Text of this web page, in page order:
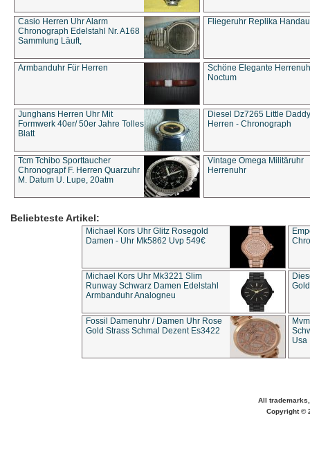
Casio Herren Uhr Alarm
Chronograph Edelstahl Nr. A168
Sammlung Läuft,
Fliegeruhr Replika
Armbanduhr Für Herren
Schöne Elegante
Noctum
Junghans Herren Uhr Mit
Formwerk 40er/ 50er Jahre Tolles
Blatt
Diesel Dz7265 Little Daddy
Herren - Chronograph
Tcm Tchibo Sporttaucher
Chronograpf F. Herren Quarzuhr
M. Datum U. Lupe, 20atm
Vintage Omega Militäruhr
Herrenuhr
Beliebteste Artikel:
Michael Kors Uhr Glitz Rosegold
Damen - Uhr Mk5862 Uvp 549€
Michael Kors Uhr Mk3221 Slim
Runway Schwarz Damen Edelstahl
Armbanduhr Analogneu
Fossil Damenuhr / Damen Uhr Rose
Gold Strass Schmal Dezent Es3422
Usa
All
Copyright ©